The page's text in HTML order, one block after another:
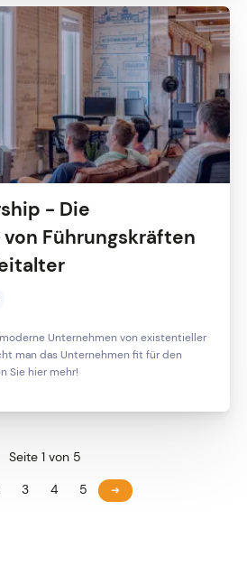
- Die
Führungskräften
Unternehmen von existentieller
man das Unternehmen fit für den
Sie hier mehr!
Seite 1 von 5
3 4 5